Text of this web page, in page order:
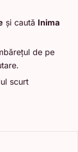
și caută Inima
de pe
scurt